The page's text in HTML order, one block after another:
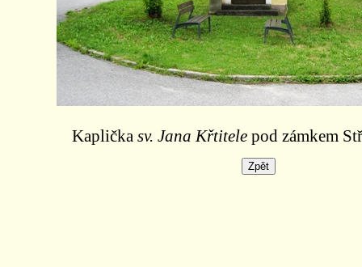
Kaplička sv. Jana Křtitelepod zámkem